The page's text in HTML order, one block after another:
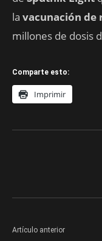
la vacunación de
millones de dosis
Comparte esto:
Imprimir
Artículo anterior